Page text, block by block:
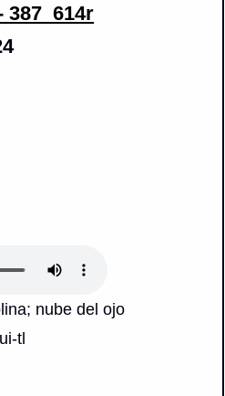
387_614r
nube del ojo
tl